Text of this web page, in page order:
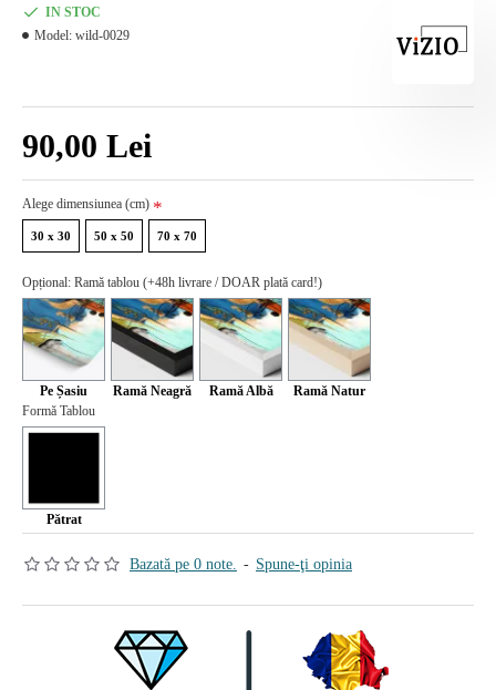
Bazată pe 0 note. - Spune-ţi opinia
90,00 Lei
IN STOC
Model: wild-0029
Alege dimensiunea (cm)
30 x 30 50 x 50 70 x 70
Opțional: Ramă tablou (+48h livrare / DOAR plată card!)
Pe Șasiu Ramă Neagră Ramă Albă
Ramă Natur
Formă Tablou
Pătrat